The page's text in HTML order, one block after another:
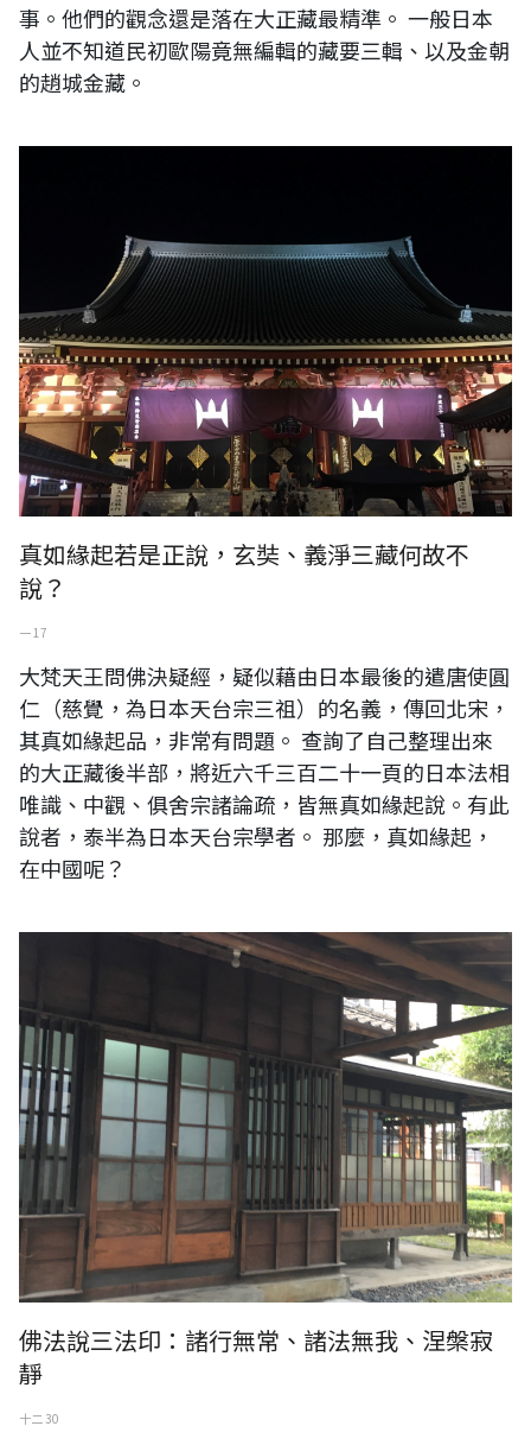
事。他們的觀念還是落在大正藏最精準。 一般日本
人並不知道民初歐陽竟無編輯的藏要三輯、以及金朝
的趙城金藏。
真如緣起若是正說，玄奘、義淨三藏何故不
說？
一 17
大梵天王問佛決疑經，疑似藉由日本最後的遣唐使圓
仁（慈覺，為日本天台宗三祖）的名義，傳回北宋，
其真如緣起品，非常有問題。 查詢了自己整理出來
的大正藏後半部，將近六千三百二十一頁的日本法相
唯識、中觀、俱舍宗諸論疏，皆無真如緣起說。有此
說者，泰半為日本天台宗學者。 那麼，真如緣起，
在中國呢？
佛法說三法印：諸行無常、諸法無我、涅槃寂靜
佛法說三法印：諸行無常、諸法無我、涅槃寂
靜
十二 30